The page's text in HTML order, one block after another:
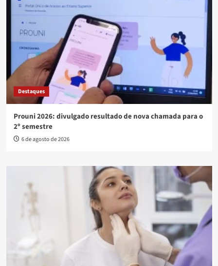
Destaques
Prouni 2026: divulgado resultado de nova chamada para o
2º semestre
6 de agosto de 2026